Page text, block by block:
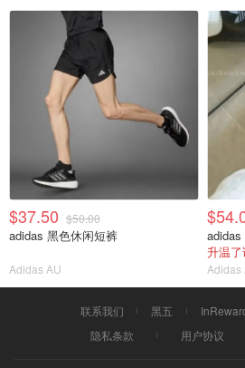
$37.50 $50.00
adidas 黑色休闲短裤
Adidas AU
升温了
Adidas
联系我们 黑五
隐私条款
用户协议